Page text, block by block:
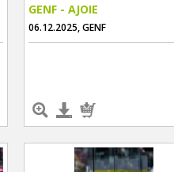
GENF - AJOIE
06.12.2025, GENF